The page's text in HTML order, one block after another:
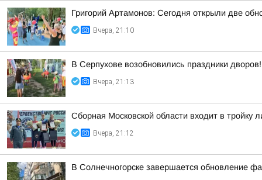
Григорий Артамонов: Сегодня открыли две
Вчера, 21:10
В Серпухове возобновились праздники дворов!
Вчера, 21:13
Сборная Московской области входит в
Вчера, 21:12
В Солнечногорске завершается обновление